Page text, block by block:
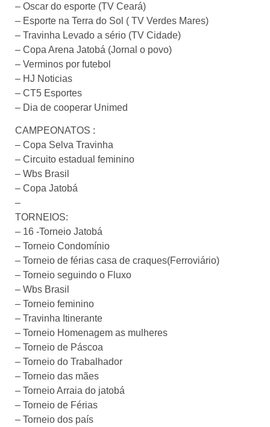
– Oscar do esporte (TV Ceará)
– Esporte na Terra do Sol ( TV Verdes Mares)
– Travinha Levado a sério (TV Cidade)
– Copa Arena Jatobá (Jornal o povo)
– Verminos por futebol
– HJ Noticias
– CT5 Esportes
– Dia de cooperar Unimed
CAMPEONATOS :
– Copa Selva Travinha
– Circuito estadual feminino
– Wbs Brasil
– Copa Jatobá
–
TORNEIOS:
– 16 -Torneio Jatobá
– Torneio Condomínio
– Torneio de férias casa de craques(Ferroviário)
– Torneio seguindo o Fluxo
– Wbs Brasil
– Torneio feminino
– Travinha Itinerante
– Torneio Homenagem as mulheres
– Torneio de Páscoa
– Torneio do Trabalhador
– Torneio das mães
– Torneio Arraia do jatobá
– Torneio de Férias
– Torneio dos país